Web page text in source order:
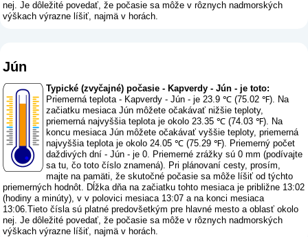
nej. Je dôležité povedať, že počasie sa môže v rôznych nadmorských
výškach výrazne líšiť, najmä v horách.
Jún
Typické (zvyčajné) počasie - Kapverdy - Jún - je toto:
Priemerná teplota - Kapverdy - Jún - je 23.9 ℃ (75.02 ℉). Na
začiatku mesiaca Jún môžete očakávať nižšie teploty,
priemerná najvyššia teplota je okolo 23.35 ℃ (74.03 ℉). Na
koncu mesiaca Jún môžete očakávať vyššie teploty, priemerná
najvyššia teplota je okolo 24.05 ℃ (75.29 ℉). Priemerný počet
daždivých dní - Jún - je 0. Priemerné zrážky sú 0 mm (podívajte
sa tu, čo toto číslo znamená). Pri plánovaní cesty, prosím,
majte na pamäti, že skutočné počasie sa môže líšiť od týchto
priemerných hodnôt. Dĺžka dňa na začiatku tohto mesiaca je približne 13:02
(hodiny a minúty), v v polovici mesiaca 13:07 a na konci mesiaca
13:06.Tieto čísla sú platné predovšetkým pre hlavné mesto a oblasť okolo
nej. Je dôležité povedať, že počasie sa môže v rôznych nadmorských
výškach výrazne líšiť, najmä v horách.